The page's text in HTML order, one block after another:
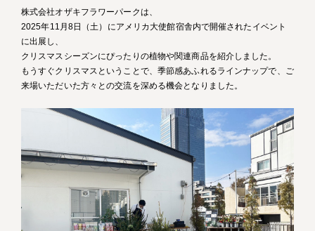
株式会社オザキフラワーパークは、
2025年11月8日（土）にアメリカ大使館宿舎内で開催されたイベント
に出展し、
クリスマスシーズンにぴったりの植物や関連商品を紹介しました。
もうすぐクリスマスということで、季節感あふれるラインナップで、ご
来場いただいた方々との交流を深める機会となりました。